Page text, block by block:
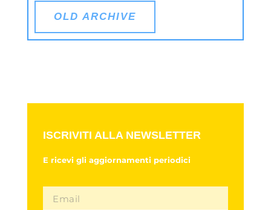
OLD ARCHIVE
ISCRIVITI ALLA NEWSLETTER
E ricevi gli aggiornamenti periodici